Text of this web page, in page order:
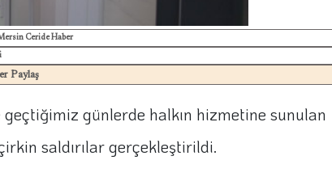
Ceride Haber
Paylaş
günlerde halkın hizmetine sunulan
saldırılar gerçekleştirildi.